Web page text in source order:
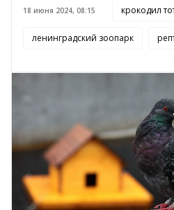
18 июня 2024, 08:15 крокодил
ленинградский зоопарк